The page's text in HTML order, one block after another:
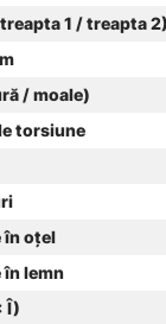
1 / treapta 2)
/ moale)
torsiune
în oţel
în lemn
Î)